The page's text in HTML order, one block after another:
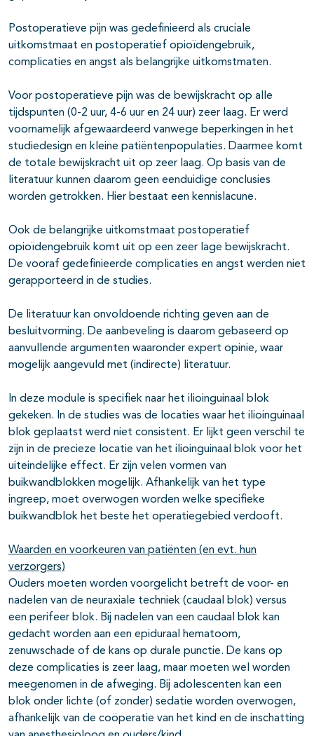
Postoperatieve pijn was gedefinieerd als cruciale
uitkomstmaat en postoperatief opioïdengebruik,
complicaties en angst als belangrijke uitkomstmaten.
Voor postoperatieve pijn was de bewijskracht op alle
tijdspunten (0-2 uur, 4-6 uur en 24 uur) zeer laag. Er werd
voornamelijk afgewaardeerd vanwege beperkingen in het
studiedesign en kleine patiëntenpopulaties. Daarmee komt
de totale bewijskracht uit op zeer laag. Op basis van de
literatuur kunnen daarom geen eenduidige conclusies
worden getrokken. Hier bestaat een kennislacune.
Ook de belangrijke uitkomstmaat postoperatief
opioïdengebruik komt uit op een zeer lage bewijskracht.
De vooraf gedefinieerde complicaties en angst werden niet
gerapporteerd in de studies.
De literatuur kan onvoldoende richting geven aan de
besluitvorming. De aanbeveling is daarom gebaseerd op
aanvullende argumenten waaronder expert opinie, waar
mogelijk aangevuld met (indirecte) literatuur.
In deze module is specifiek naar het ilioinguinaal blok
gekeken. In de studies was de locaties waar het ilioinguinaal
blok geplaatst werd niet consistent. Er lijkt geen verschil te
zijn in de precieze locatie van het ilioinguinaal blok voor het
uiteindelijke effect. Er zijn velen vormen van
buikwandblokken mogelijk. Afhankelijk van het type
ingreep, moet overwogen worden welke specifieke
buikwandblok het beste het operatiegebied verdooft.
Waarden en voorkeuren van patiënten (en evt. hun
verzorgers)
Ouders moeten worden voorgelicht betreft de voor- en
nadelen van de neuraxiale techniek (caudaal blok) versus
een perifeer blok. Bij nadelen van een caudaal blok kan
gedacht worden aan een epiduraal hematoom,
zenuwschade of de kans op durale punctie. De kans op
deze complicaties is zeer laag, maar moeten wel worden
meegenomen in de afweging. Bij adolescenten kan een
blok onder lichte (of zonder) sedatie worden overwogen,
afhankelijk van de coöperatie van het kind en de inschatting